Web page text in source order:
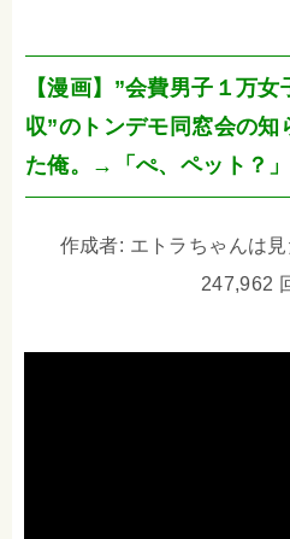
【漫画】”会費男子１万
収”のトンデモ同窓会の知
た俺。→「ぺ、ペット？
作成者: エトラちゃんは
247,962